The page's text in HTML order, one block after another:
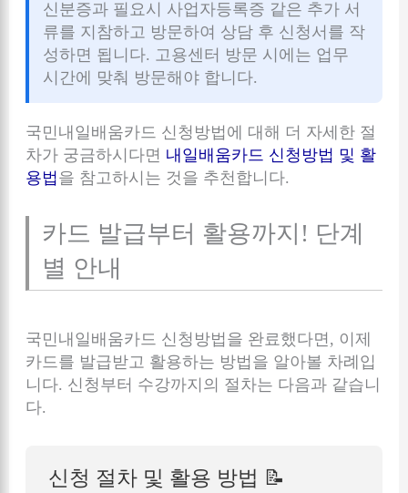
신분증과 필요시 사업자등록증 같은 추가 서
류를 지참하고 방문하여 상담 후 신청서를 작
성하면 됩니다. 고용센터 방문 시에는 업무
시간에 맞춰 방문해야 합니다.
국민내일배움카드 신청방법에 대해 더 자세한 절
차가 궁금하시다면 내일배움카드 신청방법 및 활
용법 을 참고하시는 것을 추천합니다.
카드 발급부터 활용까지! 단계
별 안내
국민내일배움카드 신청방법을 완료했다면, 이제
카드를 발급받고 활용하는 방법을 알아볼 차례입
니다. 신청부터 수강까지의 절차는 다음과 같습니
다.
신청 절차 및 활용 방법 📝